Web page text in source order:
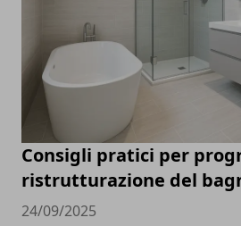
Consigli pratici per
ristrutturazione del
24/09/2025